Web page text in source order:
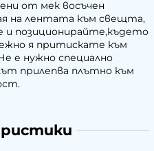
от мек восъчен
на лентата към свещта,
и позиционирайте,където
я притискате към
е нужно специално
прилепва плътно към